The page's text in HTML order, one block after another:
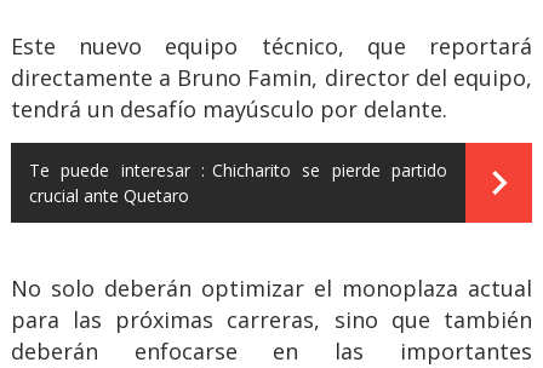
Este nuevo equipo técnico, que reportará
directamente a Bruno Famin, director del equipo,
tendrá un desafío mayúsculo por delante.
Te puede interesar : Chicharito se pierde partido
crucial ante Quetaro
No solo deberán optimizar el monoplaza actual
para las próximas carreras, sino que también
deberán enfocarse en las importantes